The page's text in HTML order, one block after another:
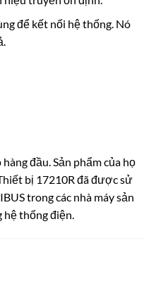
để kết nối hệ thống. Nó
đầu. Sản phẩm của họ
bị 17210R đã được sử
trong các nhà máy sản
thống điện.